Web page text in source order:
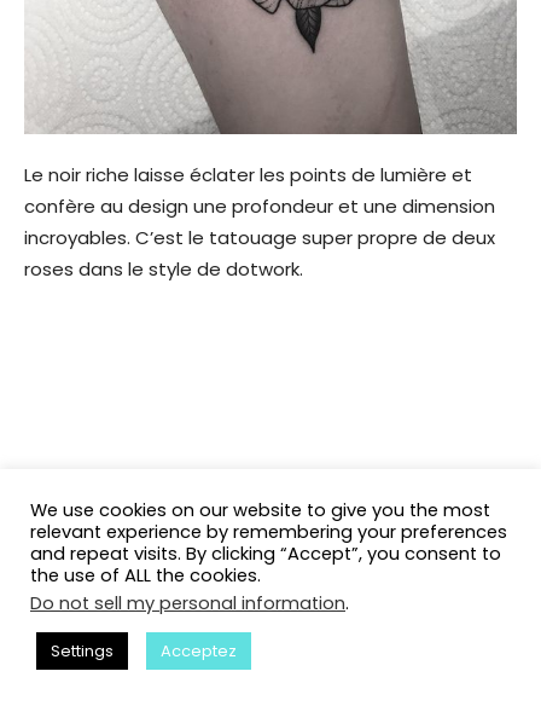
Le noir riche laisse éclater les points de lumière et
confère au design une profondeur et une dimension
incroyables. C’est le tatouage super propre de deux
roses dans le style de dotwork.
We use cookies on our website to give you the most
relevant experience by remembering your preferences
and repeat visits. By clicking “Accept”, you consent to
the use of ALL the cookies.
Do not sell my personal information.
Settings Acceptez